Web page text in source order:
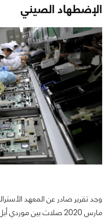
الإضطهاد الصيني
وجد تقرير صادر عن المعهد
مارس 2020 صلات بين